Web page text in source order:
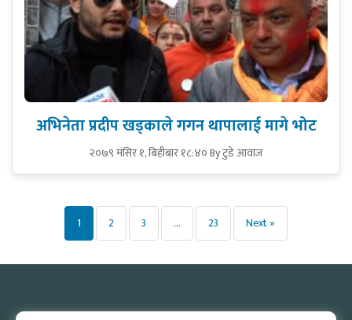
अभिनेता प्रदीप खड्काले गगन थापालाई मागे भोट
२०७९ मंसिर १, बिहीबार १८:४०By टुडे आवाज
Posts
pagination
1 2 3 … 23 Next »